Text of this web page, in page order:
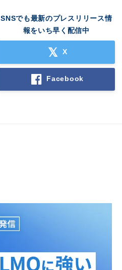
SNSでも最新のプレスリリース情
報をいち早く配信中
X
Facebook